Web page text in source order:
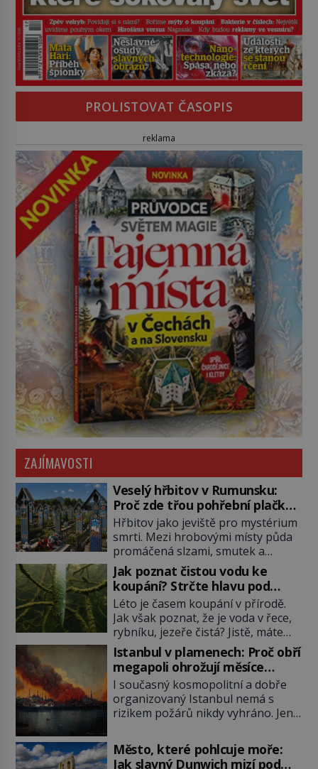
PROLISTOVAT ČASOPIS
reklama
ZAJÍMAVOSTI
Veselý hřbitov v Rumunsku:
Proč zde třou pohřební plačky
bídu s nouzí?
Hřbitov jako jeviště pro mystérium
smrti. Mezi hrobovými místy půda
promáčená slzami, smutek a
vědomí konečnosti lidské existence.
Jsou ale výjimky, kde pohřební
plačky smutně žmoulají kapesníky
nikoli při smutečním obřadu, ale
při pohledu na výši vyměřené
podpory v nezaměstnanosti. Kam
vás pozveme? Unikátní hřbitov,
který si vysloužil název „Veselý“,
najdeme v rumunské vesnici
Sapanta, nedaleko hranic […]
Jak poznat čistou vodu ke
koupání? Strčte hlavu pod
hladinu!
Léto je časem koupání v přírodě.
Jak však poznat, že je voda v řece,
rybníku, jezeře čistá? Jistě, máte
možnost využít informace
hygieniků či podrobit křížovému
výslechu provozovatele přírodního
koupaliště. Existuje ale ještě jiná
alternativa. Jaká? Podívat se pod
hladinu a zjistit, kdo si onu
dávno před vámi. Říká se jim
bioindikátory […]
Istanbul v plamenech: Proč obří
megapoli ohrožují měsíce
smaženého lilku?
I současný kosmopolitní a dobře
organizovaný Istanbul nemá s
rizikem požárů nikdy vyhráno. Jen
představit, jaká požární rizika
skrýval Istanbul časů minulých. Jak
Město, které pohlcuje moře:
Jak slavný Dunwich mizí pod